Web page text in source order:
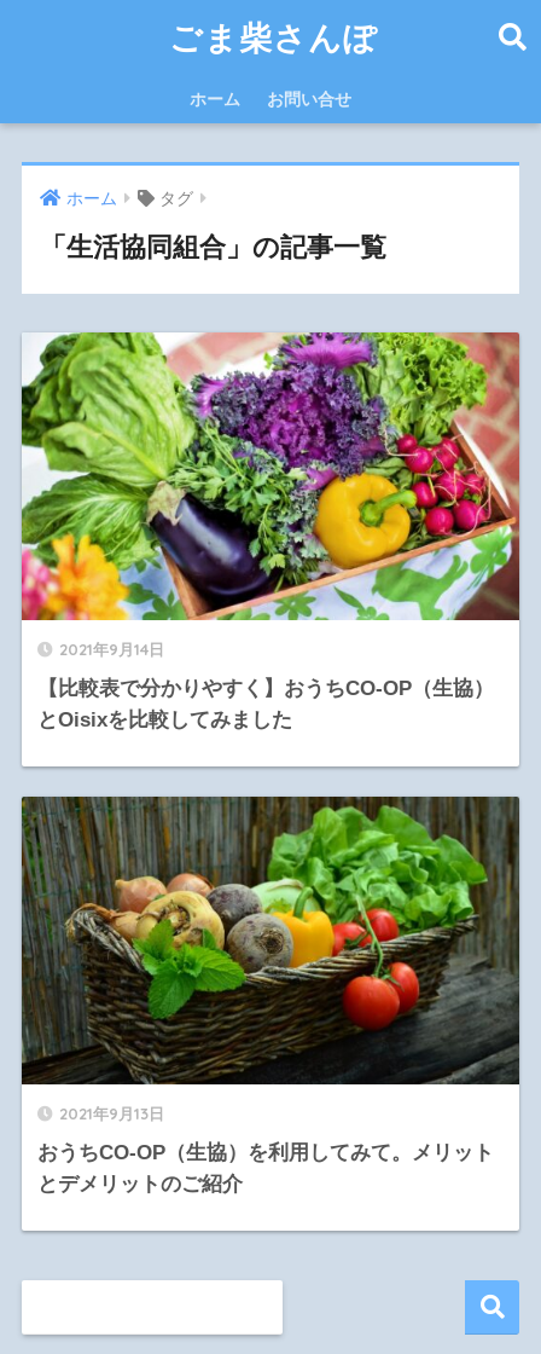
ごま柴さんぽ
ホーム お問い合せ
ホーム タグ
「生活協同組合」の記事一覧
2021年9月14日
【比較表で分かりやすく】おうちCO-OP（生協）
とOisixを比較してみました
2021年9月13日
おうちCO-OP（生協）を利用してみて。メリット
とデメリットのご紹介